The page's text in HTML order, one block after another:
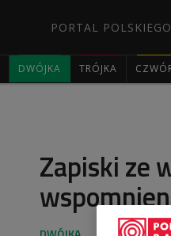
PORTAL
DWÓJKA TRÓJKA
Zapiski ze